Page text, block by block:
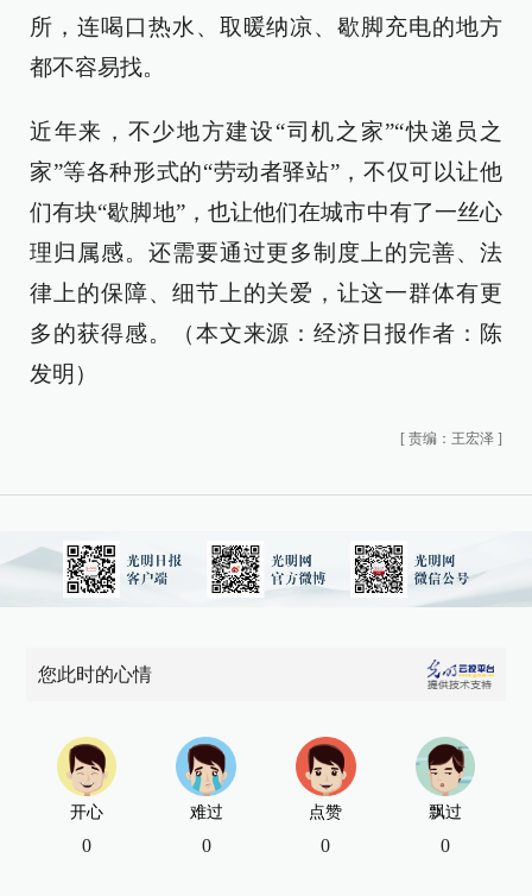
所，连喝口热水、取暖纳凉、歇脚充电的地方
都不容易找。
近年来，不少地方建设“司机之家”“快递员之
家”等各种形式的“劳动者驿站”，不仅可以让他
们有块“歇脚地”，也让他们在城市中有了一丝心
理归属感。还需要通过更多制度上的完善、法
律上的保障、细节上的关爱，让这一群体有更
多的获得感。（本文来源：经济日报作者：陈
发明）
[ 责编：王宏泽 ]
您此时的心情
开心
0
难过
0
点赞
0
飘过
0